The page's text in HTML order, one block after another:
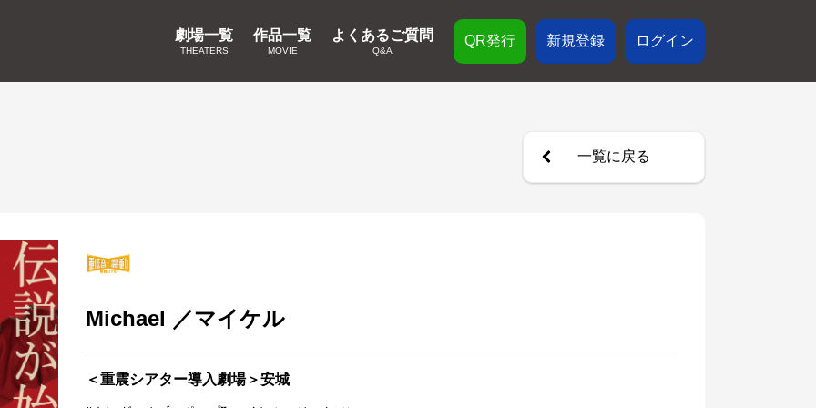
劇場一覧
THEATERS
作品一覧
MOVIE
よくあるご質問
Q&A
QR発行 新規登録 ログイン
一覧に戻る
Michael ／マイケル
＜重震シアター導入劇場＞安城